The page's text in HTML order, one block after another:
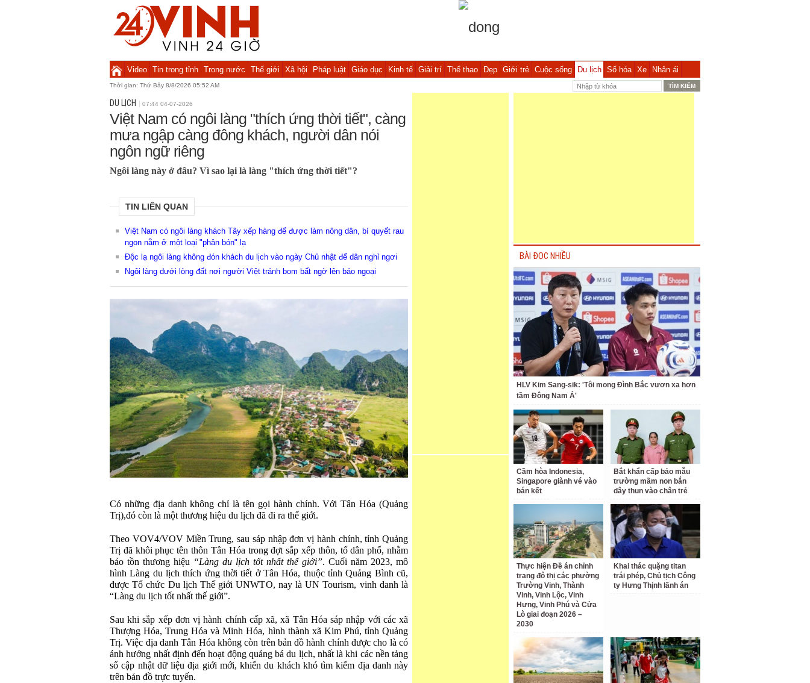
Video Tin trong tỉnh Trong nước Thế giới Xã hội Pháp luật Giáo dục Kinh tế Giải trí Thể thao Đẹp Giới trẻ Cuộc sống Du lịch Số hóa Xe Nhân ái
Thời gian: Thứ Bảy 8/8/2026 05:52 AM
DU LỊCH 07:44 04-07-2026
Việt Nam có ngôi làng "thích ứng thời tiết", càng
mưa ngập càng đông khách, người dân nói
ngôn ngữ riêng
Ngôi làng này ở đâu? Vì sao lại là làng "thích ứng thời tiết"?
TIN LIÊN QUAN
Việt Nam có ngôi làng khách Tây xếp hàng để được làm nông dân, bí quyết rau
ngon nằm ở một loại "phân bón" lạ
Độc lạ ngôi làng không đón khách du lịch vào ngày Chủ nhật để dân nghỉ ngơi
Ngôi làng dưới lòng đất nơi người Việt tránh bom bất ngờ lên báo ngoại
Có những địa danh không chỉ là tên gọi hành chính. Với Tân Hóa (Quảng
Trị),đó còn là một thương hiệu du lịch đã đi ra thế giới.
Theo VOV4/VOV Miền Trung, sau sáp nhập đơn vị hành chính, tỉnh Quảng
Trị đã khôi phục tên thôn Tân Hóa trong đợt sắp xếp thôn, tổ dân phố, nhằm
bảo tồn thương hiệu “Làng du lịch tốt nhất thế giới”. Cuối năm 2023, mô
hình Làng du lịch thích ứng thời tiết ở Tân Hóa, thuộc tỉnh Quảng Bình cũ,
được Tổ chức Du lịch Thế giới UNWTO, nay là UN Tourism, vinh danh là
“Làng du lịch tốt nhất thế giới”.
Sau khi sắp xếp đơn vị hành chính cấp xã, xã Tân Hóa sáp nhập với các xã
Thượng Hóa, Trung Hóa và Minh Hóa, hình thành xã Kim Phú, tỉnh Quảng
Trị. Việc địa danh Tân Hóa không còn trên bản đồ hành chính được cho là có
ảnh hưởng nhất định đến hoạt động quảng bá du lịch, nhất là khi các nền tảng
số cập nhật dữ liệu địa giới mới, khiến du khách khó tìm kiếm địa danh này
trên bản đồ trực tuyến.
BÀI ĐỌC NHIỀU
HLV Kim Sang-sik: 'Tôi mong Đình Bắc vươn xa hơn
tầm Đông Nam Á'
Cầm hòa Indonesia,
Singapore giành vé vào
bán kết
Bắt khẩn cấp bảo mẫu
trường mầm non bắn
dây thun vào chân trẻ
Thực hiện Đề án chỉnh
trang đô thị các phường
Trường Vinh, Thành
Vinh, Vinh Lộc, Vinh
Hưng, Vinh Phú và Cửa
Lò giai đoạn 2026 –
2030
Khai thác quặng titan
trái phép, Chủ tịch Công
ty Hưng Thịnh lãnh án